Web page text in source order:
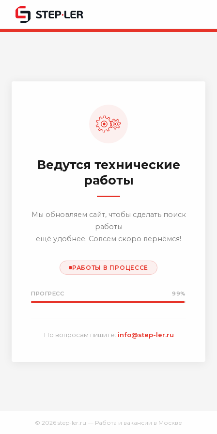
Ведутся технические
работы
Мы обновляем сайт, чтобы сделать поиск
работы
ещё удобнее. Совсем скоро вернёмся!
РАБОТЫ В ПРОЦЕССЕ
ПРОГРЕСС 99%
По вопросам пишите: info@step-ler.ru
© 2026 step-ler.ru — Работа и вакансии в Москве